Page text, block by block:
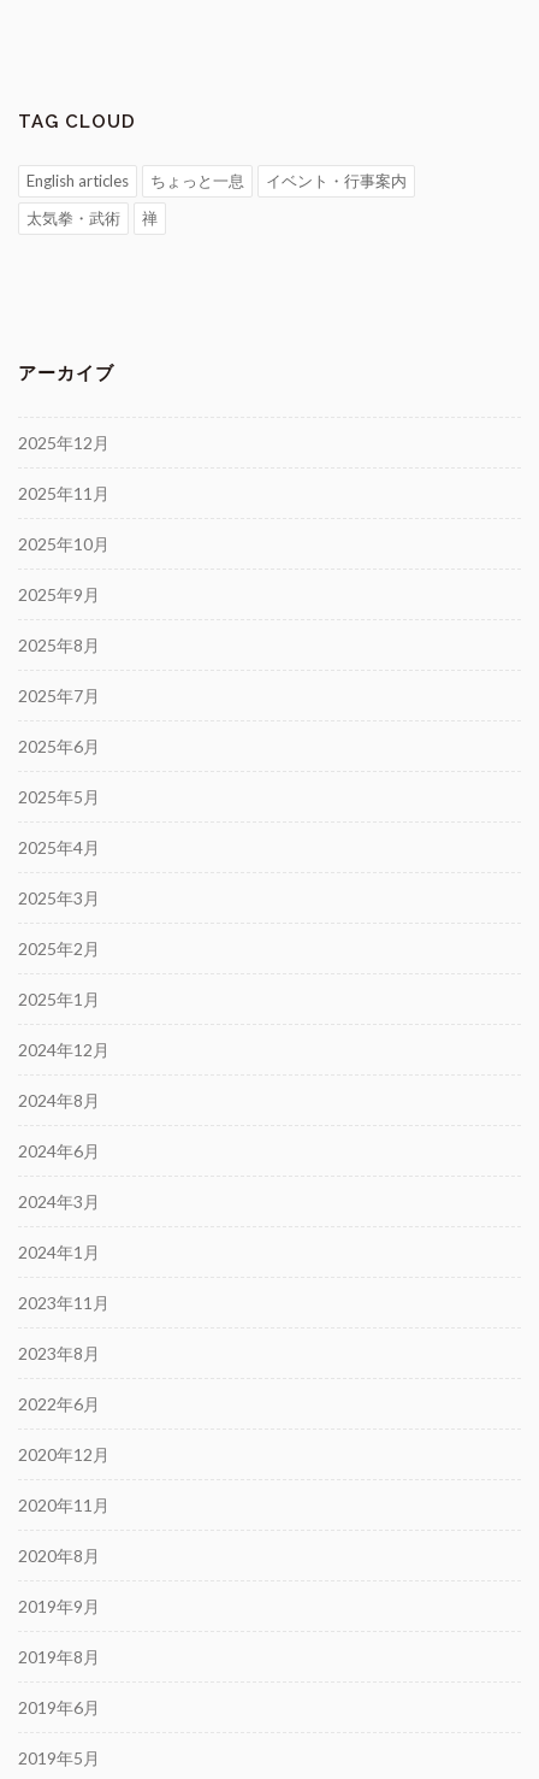
TAG CLOUD
English articles ちょっと一息
イベント・行事案内
太気拳・武術
禅
アーカイブ
2025年12月
2025年11月
2025年10月
2025年9月
2025年8月
2025年7月
2025年6月
2025年5月
2025年4月
2025年3月
2025年2月
2025年1月
2024年12月
2024年8月
2024年6月
2024年3月
2024年1月
2023年11月
2023年8月
2022年6月
2020年12月
2020年11月
2020年8月
2019年9月
2019年8月
2019年6月
2019年5月